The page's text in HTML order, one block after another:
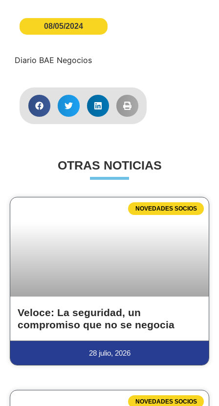
08/05/2024
Diario BAE Negocios
OTRAS NOTICIAS
NOVEDADES SOCIOS
Veloce: La seguridad, un
compromiso que no se negocia
28 julio, 2026
NOVEDADES SOCIOS